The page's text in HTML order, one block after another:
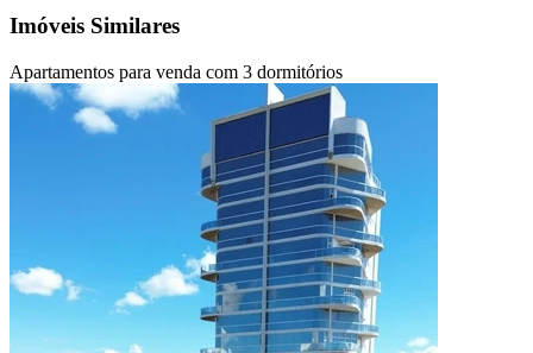
Imóveis Similares
Apartamentos para venda com 3 dormitórios